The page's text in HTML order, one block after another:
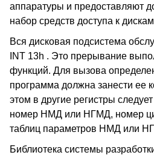
аппаратуры и предоставляют
набор средств доступа к
Вся дисковая подсистема
INT 13h . Это прерывание
функций. Для вызова
программа должна занести ее
этом в другие регистры
номер НМД или НГМД, номер
таблиц параметров НМД или
Библиотека системы